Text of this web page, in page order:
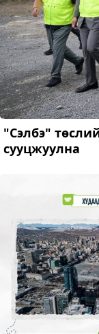
"Сэлбэ"
сууцжуулна